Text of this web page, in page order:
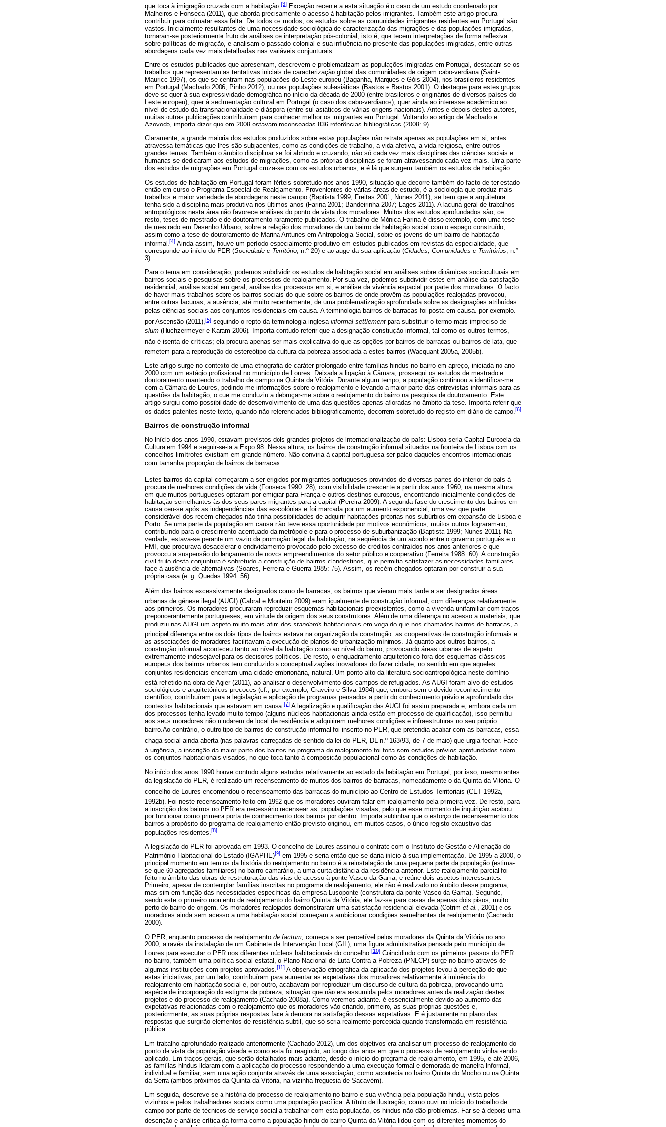
que toca à imigração cruzada com a habitação.[3] Exceção recente a esta situação é o caso de um estudo coordenado por
Malheiros e Fonseca (2011), que aborda precisamente o acesso à habitação pelos imigrantes. Também este artigo procura
contribuir para colmatar essa falta. De todos os modos, os estudos sobre as comunidades imigrantes residentes em Portugal são
vastos. Inicialmente resultantes de uma necessidade sociológica de caracterização das migrações e das populações imigradas,
tornaram-se posteriormente fruto de análises de interpretação pós-colonial, isto é, que tecem interpretações de forma reflexiva
sobre políticas de migração, e analisam o passado colonial e sua influência no presente das populações imigradas, entre outras
abordagens cada vez mais detalhadas nas variáveis conjunturais.
Entre os estudos publicados que apresentam, descrevem e problematizam as populações imigradas em Portugal, destacam-se os
trabalhos que representam as tentativas iniciais de caracterização global das comunidades de origem cabo-verdiana (Saint-
Maurice 1997), os que se centram nas populações do Leste europeu (Baganha, Marques e Góis 2004), nos brasileiros residentes
em ­Portugal (Machado 2006; Pinho 2012), ou nas populações sul-asiáticas (Bastos e Bastos 2001). O destaque para estes grupos
deve-se quer à sua expressividade demográfica no início da década de 2000 (entre brasileiros e originários de diversos países do
Leste europeu), quer à sedimentação cultural em Portugal (o caso dos cabo-verdianos), quer ainda ao interesse académico ao
nível do estudo da transnacionalidade e diáspora (entre sul-asiáticos de várias origens nacionais). Antes e depois destes autores,
muitas outras publicações contribuíram para conhecer melhor os imigrantes em Portugal. Voltando ao artigo de Machado e
Azevedo, importa dizer que em 2009 estavam recenseadas 836 referências bibliográficas (2009: 9).
Claramente, a grande maioria dos estudos produzidos sobre estas populações não retrata apenas as populações em si, antes
atravessa temáticas que lhes são subjacentes, como as condições de trabalho, a vida afetiva, a vida religiosa, entre outros
grandes temas. Também o âmbito disciplinar se foi abrindo e cruzando; não só cada vez mais disciplinas das ciências sociais e
humanas se dedicaram aos estudos de migrações, como as próprias disciplinas se foram atravessando cada vez mais. Uma parte
dos estudos de migrações em Portugal cruza-se com os estudos urbanos, e é lá que surgem também os estudos de habitação.
Os estudos de habitação em Portugal foram férteis sobretudo nos anos 1990, situação que decorre também do facto de ter estado
então em curso o Programa Especial de Realojamento. Provenientes de várias áreas de estudo, é a sociologia que produz mais
trabalhos e maior variedade de abordagens neste campo (Baptista 1999; Freitas 2001; Nunes 2011), se bem que a arquitetura
tenha sido a disciplina mais produtiva nos últimos anos (Farina 2001; Bandeirinha 2007; Lages 2011). A lacuna geral de trabalhos
antropológicos nesta área não favorece análises do ponto de vista dos moradores. Muitos dos estudos aprofundados são, de
resto, teses de mestrado e de doutoramento raramente publicados. O trabalho de Mónica Farina é disso exemplo, com uma tese
de mestrado em Desenho Urbano, sobre a relação dos moradores de um bairro de habitação social com o espaço construído,
assim como a tese de doutoramento de Marina Antunes em Antropologia Social, sobre os jovens de um bairro de habitação
informal.[4] Ainda assim, houve um período especialmente produtivo em estudos publicados em revistas da especialidade, que
corresponde ao início do PER (Sociedade e Território, n.º 20) e ao auge da sua aplicação (Cidades, Comunidades e Territórios, n.º
3).
Para o tema em consideração, podemos subdividir os estudos de habitação social em análises sobre dinâmicas socioculturais em
bairros sociais e pesquisas sobre os processos de realojamento. Por sua vez, podemos subdividir estes em análise da satisfação
residencial, análise social em geral, análise dos processos em si, e análise da vivência espacial por parte dos moradores. O facto
de haver mais trabalhos sobre os bairros sociais do que sobre os bairros de onde provêm as populações realojadas provocou,
entre outras lacunas, a ausência, até muito recentemente, de uma problematização aprofundada sobre as designações atribuídas
pelas ciências sociais aos conjuntos residenciais em causa. A terminologia bairros de barracas foi posta em causa, por exemplo,
por Ascensão (2011),[5] seguindo o repto da terminologia inglesa informal settlement para substituir o termo mais impreciso de
slum (Huchzermeyer e Karam 2006) Importa contudo referir que a designação construção informal, tal como os outros termos,
não é isenta de críticas; ela procura apenas ser mais explicativa do que as opções por bairros de barracas ou bairros de lata, que
remetem para a reprodução do estereótipo da cultura da pobreza associada a estes bairros (Wacquant 2005a, 2005b).
Este artigo surge no contexto de uma etnografia de caráter prolongado entre famílias hindus no bairro em apreço, iniciada no ano
2000 com um estágio profissional no município de Loures. Deixada a ligação à Câmara, prossegui os estudos de mestrado e
doutoramento mantendo o trabalho de campo na Quinta da Vitória. Durante algum tempo, a população continuou a identificar-me
com a Câmara de Loures, pedindo-me informações sobre o realojamento e levando a maior parte das entrevistas informais para as
questões da habitação, o que me conduziu a debruçar-me sobre o realojamento do bairro na pesquisa de doutoramento. Este
artigo surgiu como possibilidade de desenvolvimento de uma das questões apenas afloradas no âmbito da tese. Importa referir que
os dados patentes neste texto, quando não referenciados bibliograficamente, decorrem sobretudo do registo em diário de campo.[6]
Bairros de construção informal
No início dos anos 1990, estavam previstos dois grandes projetos de internacionalização do país: Lisboa seria Capital Europeia da
Cultura em 1994 e seguir-se-ia a Expo 98. Nessa altura, os bairros de construção informal situados na fronteira de Lisboa com os
concelhos limítrofes existiam em grande número. Não conviria à capital portuguesa ser palco daqueles encontros internacionais
com tamanha proporção de bairros de barracas.
Estes bairros da capital começaram a ser erigidos por migrantes portugueses provindos de diversas partes do interior do país à
procura de melhores condições de vida (Fonseca 1990: 28), com visibilidade crescente a partir dos anos 1960, na mesma altura
em que muitos portugueses optaram por emigrar para França e outros destinos europeus, encontrando inicialmente condições de
habitação semelhantes às dos seus pares migrantes para a capital (Pereira 2009). A segunda fase do crescimento dos bairros em
causa deu-se após as independências das ex-colónias e foi marcada por um aumento exponencial, uma vez que parte
considerável dos recém-chegados não tinha possibilidades de adquirir habitações próprias nos subúrbios em expansão de Lisboa e
Porto. Se uma parte da população em causa não teve essa oportunidade por motivos económicos, muitos outros lograram-no,
contribuindo para o crescimento acentuado da metrópole e para o processo de suburbanização (Baptista 1999; Nunes 2011). Na
verdade, estava-se perante um vazio da promoção legal da habitação, na sequência de um acordo entre o governo português e o
FMI, que procurava desacelerar o endividamento provocado pelo excesso de créditos contraídos nos anos anteriores e que
provocou a suspensão do lançamento de novos empreendimentos do setor público e cooperativo (Ferreira 1988: 60). A construção
civil fruto desta conjuntura é sobretudo a construção de bairros clandestinos, que permitia satisfazer as necessidades familiares
face à ausência de alternativas (Soares, Ferreira e Guerra 1985: 75). Assim, os recém-chegados optaram por construir a sua
própria casa (e. g. Quedas 1994: 56).
Além dos bairros excessivamente designados como de barracas, os bairros que vieram mais tarde a ser designados áreas
urbanas de génese ilegal (AUGI) (Cabral e Monteiro 2009) eram igualmente de construção informal, com diferenças relativamente
aos primeiros. Os moradores procuraram reproduzir esquemas habitacionais preexistentes, como a vivenda unifamiliar com traços
preponderantemente portugueses, em virtude da origem dos seus construtores. Além de uma diferença no acesso a materiais, que
produziu nas AUGI um aspeto muito mais afim dos standards habitacionais em voga do que nos chamados bairros de barracas, a
principal diferença entre os dois tipos de bairros estava na organização da construção: as cooperativas de construção informais e
as associações de moradores facilitavam a execução de planos de urbanização mínimos. Já quanto aos outros bairros, a
construção informal aconteceu tanto ao nível da habitação como ao nível do bairro, provocando áreas urbanas de aspeto
extremamente indesejável para os decisores políticos. De resto, o enquadramento arquitetónico fora dos esquemas clássicos
europeus dos bairros urbanos tem conduzido a conceptualizações inovadoras do fazer cidade, no sentido em que aqueles
conjuntos residenciais encerram uma cidade embrionária, natural. Um ponto alto da literatura socioantropológica neste domínio
está refletido na obra de Agier (2011), ao analisar o desenvolvimento dos campos de refugiados. As AUGI foram alvo de estudos
sociológicos e arquitetónicos precoces (cf., por exemplo, Craveiro e Silva 1984) que, embora sem o devido reconhecimento
científico, contribuíram para a legislação e aplicação de programas pensados a partir do conhecimento prévio e aprofundado dos
contextos habitacionais que estavam em causa.[7] A legalização e qualificação das AUGI foi assim preparada e, embora cada um
dos processos tenha levado muito tempo (alguns núcleos habitacionais ainda estão em processo de qualificação), isso permitiu
aos seus moradores não mudarem de local de residência e adquirirem melhores condições e infraestruturas no seu próprio
bairro.Ao contrário, o outro tipo de bairros de construção informal foi inscrito no PER, que pretendia acabar com as barracas, essa
chaga social ainda aberta (nas palavras carregadas de sentido da lei do PER, DL n.º 163/93, de 7 de maio) que urgia fechar. Face
à urgência, a inscrição da maior parte dos bairros no programa de realojamento foi feita sem estudos prévios aprofundados sobre
os conjuntos habitacionais visados, no que toca tanto à composição populacional como às condições de habi­tação.
No início dos anos 1990 houve contudo alguns estudos relativamente ao estado da habitação em Portugal; por isso, mesmo antes
da legislação do PER, é realizado um recenseamento de muitos dos bairros de barracas, nomeadamente o da Quinta da Vitória. O
concelho de Loures encomendou o recenseamento das barracas do município ao Centro de Estudos Territoriais (CET 1992a,
1992b). Foi neste recenseamento feito em 1992 que os moradores ouviram falar em realojamento pela primeira vez. De resto, para
a inscrição dos bairros no PER era necessário recensear as populações visadas, pelo que esse momento de inquirição acabou
por funcionar como primeira porta de conhecimento dos bairros por dentro. Importa sublinhar que o esforço de recenseamento dos
bairros a propósito do programa de realojamento então previsto originou, em muitos casos, o único registo exaustivo das
populações residentes. [8]
A legislação do PER foi aprovada em 1993. O concelho de Loures assinou o contrato com o Instituto de Gestão e Alienação do
Património Habitacional do Estado (IGAPHE)[9] em 1995 e seria então que se daria início à sua implementação. De 1995 a 2000, o
principal momento em termos da história do realojamento no bairro é a reinstalação de uma pequena parte da população (estima-
se que 60 agregados familiares) no bairro camarário, a uma curta distância da residência anterior. Este realojamento parcial foi
feito no âmbito das obras de restruturação das vias de acesso à ponte Vasco da Gama, e reúne dois aspetos interessantes.
Primeiro, apesar de contemplar famílias inscritas no programa de realojamento, ele não é realizado no âmbito desse programa,
mas sim em função das necessidades específicas da empresa Lusoponte (construtora da ponte Vasco da Gama). Segundo,
sendo este o primeiro momento de realojamento do bairro Quinta da Vitória, ele faz-se para casas de apenas dois pisos, muito
perto do bairro de origem. Os moradores realojados demonstraram uma satisfação residencial elevada (Cotrim et al. , 2001) e os
moradores ainda sem acesso a uma habitação social começam a ambicionar condições semelhantes de realojamento (Cachado
2000).
O PER, enquanto processo de realojamento de factum , começa a ser percetível pelos moradores da Quinta da Vitória no ano
2000, através da instalação de um Gabinete de Intervenção Local (GIL), uma figura administrativa pensada pelo município de
Loures para executar o PER nos diferentes núcleos ­habitacionais do concelho.[10] Coincidindo com os primeiros passos do PER
no bairro, também uma política social estatal, o Plano Nacional de Luta Contra a Pobreza (PNLCP) surge no bairro através de
algumas instituições com projetos aprovados.[11] A observação etnográfica da aplicação dos projetos levou à perceção de que
estas iniciativas, por um lado, contribuíram para aumentar as expetativas dos moradores relativamente à iminência do
realojamento em habitação social e, por outro, acabavam por reproduzir um discurso de cultura da pobreza, provocando uma
espécie de incorporação do estigma da pobreza, situação que não era assumida pelos moradores antes da realização destes
projetos e do processo de realojamento (Cachado 2008a). Como veremos adiante, é essencialmente devido ao aumento das
expetativas relacionadas com o realojamento que os moradores vão criando, primeiro, as suas próprias questões e,
posteriormente, as suas próprias respostas face à demora na satisfação dessas expetativas. E é justamente no plano das
respostas que surgirão elementos de resistência subtil, que só seria realmente percebida quando transformada em resistência
pública.
Em trabalho aprofundado realizado anteriormente (Cachado 2012), um dos objetivos era analisar um processo de realojamento do
ponto de vista da população visada e como esta foi reagindo, ao longo dos anos em que o processo de realojamento vinha sendo
aplicado. Em traços gerais, que serão detalhados mais adiante, desde o início do programa de realojamento, em 1995, e até 2006,
as famílias hindus lidaram com a aplicação do processo respondendo a uma execução formal e demorada de maneira informal,
individual e familiar, sem uma ação conjunta através de uma associação, como acontecia no bairro Quinta do Mocho ou na Quinta
da Serra (ambos próximos da Quinta da Vitória, na vizinha freguesia de Sacavém).
Em seguida, descreve-se a história do processo de realojamento no bairro e sua vivência pela população hindu, vista pelos
vizinhos e pelos trabalhadores sociais como uma população pacífica. A título de ilustração, como ouvi no início do trabalho de
campo por parte de técnicos de serviço social a trabalhar com esta população, os hindus não dão problemas. Far-se-á depois uma
descrição e análise crítica da forma como a população hindu do bairro Quinta da Vitória lidou com os diferentes momentos do